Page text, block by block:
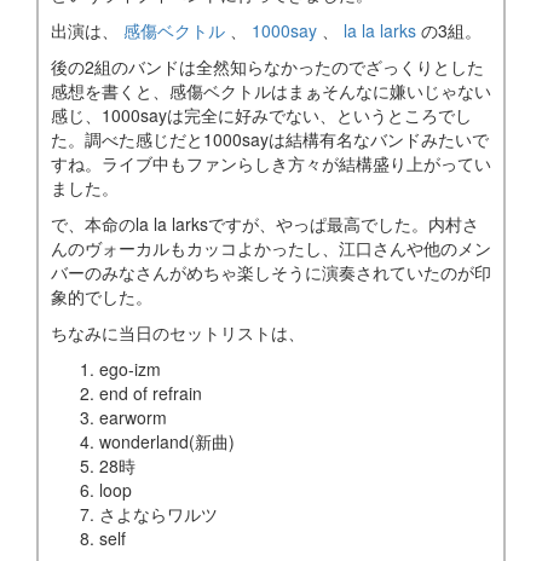
出演は、 感傷ベクトル 、 1000say 、 la la larks の3組。
後の2組のバンドは全然知らなかったのでざっくりとした
感想を書くと、感傷ベクトルはまぁそんなに嫌いじゃない
感じ、1000sayは完全に好みでない、というところでし
た。調べた感じだと1000sayは結構有名なバンドみたいで
すね。ライブ中もファンらしき方々が結構盛り上がってい
ました。
で、本命のla la larksですが、やっぱ最高でした。内村さ
んのヴォーカルもカッコよかったし、江口さんや他のメン
バーのみなさんがめちゃ楽しそうに演奏されていたのが印
象的でした。
ちなみに当日のセットリストは、
ego-izm
end of refrain
earworm
wonderland(新曲)
28時
loop
さよならワルツ
self